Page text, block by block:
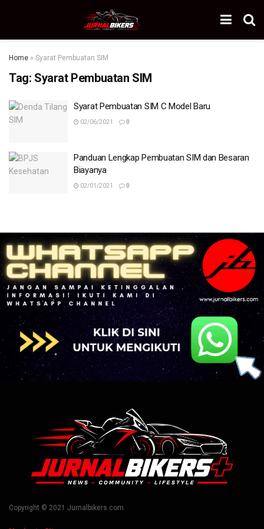
Home » Syarat Pembuatan SIM
Tag: Syarat Pembuatan SIM
Syarat Pembuatan SIM C Model Baru
02/06/2021 0
Panduan Lengkap Pembuatan SIM dan Besaran
Biayanya
02/01/2021 0
Copyright © 2021 Jurnalbikers.com